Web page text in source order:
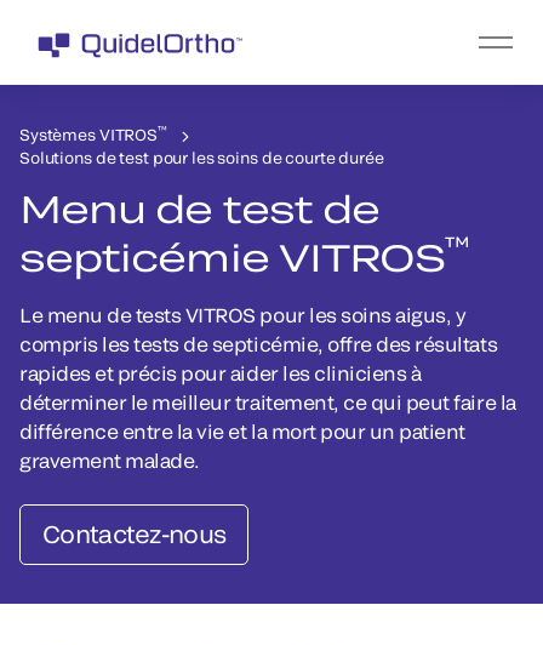
Systèmes VITROS™
Solutions de test pour les soins de courte durée
Menu de test de
septicémie VITROS™
Le menu de tests VITROS pour les soins aigus, y
compris les tests de septicémie, offre des résultats
rapides et précis pour aider les cliniciens à
déterminer le meilleur traitement, ce qui peut faire la
différence entre la vie et la mort pour un patient
gravement malade.
Contactez-nous